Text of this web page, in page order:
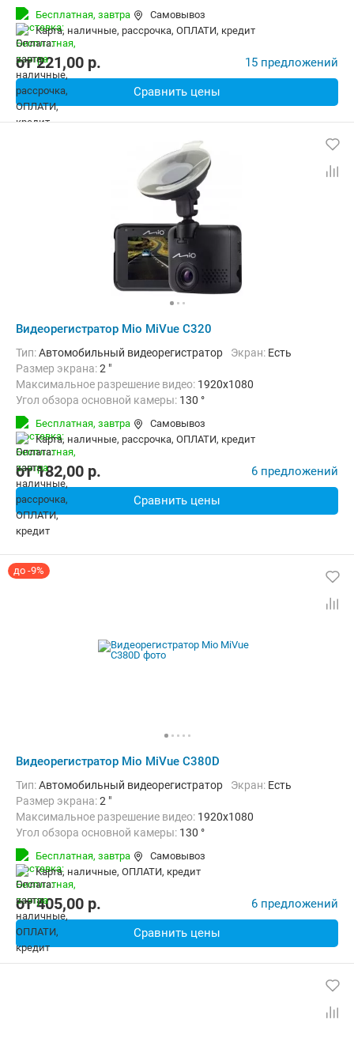
Количество каналов видео:
Дополнительно:
G-сенсор, Автоматическое включение,
Бесплатная, завтра
Самовывоз
карта, наличные, рассрочка, ОПЛАТИ, кредит
от221,00 p. 15 предложений
Сравнить цены
Видеорегистратор Mio MiVue C320
Тип:Автомобильный видеорегистратор Экран: Есть
Размер экрана:2 "
Максимальное разрешение видео: 1920x1080
Угол обзора основной камеры: 130 °
Количество каналов видео:
Дополнительно:
G-сенсор, Автоматическое включение,
Бесплатная, завтра
Самовывоз
карта, наличные, рассрочка, ОПЛАТИ, кредит
от182,00 p. 6 предложений
Сравнить цены
до -9%
Видеорегистратор Mio MiVue C380D
Тип:Автомобильный видеорегистратор Экран: Есть
Размер экрана:2 "
Максимальное разрешение видео: 1920x1080
Угол обзора основной камеры: 130 °
Количество каналов видео:
Дополнительно:
G-сенсор, GPS-приемник, Автоматическое
Бесплатная, завтра
Самовывоз
карта, наличные, ОПЛАТИ, кредит
от405,00 p. 6 предложений
Сравнить цены